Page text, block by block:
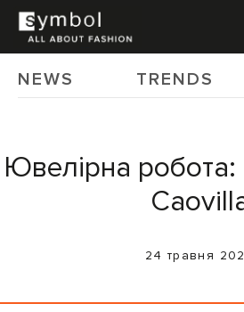
NEWS TRENDS
Ювелірна робота:
24 травня